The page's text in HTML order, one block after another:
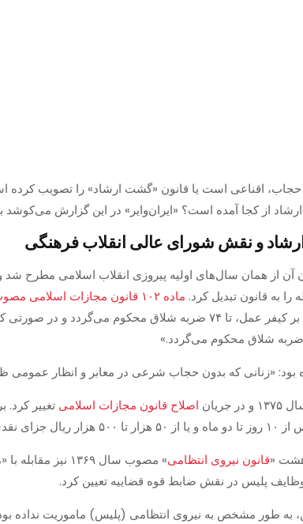
حجاب، اقناعی است یا قانون «گشت ارشاد» را تصویب
از کجا آمده است؟ «ایران‌وایر» در این گزارش
و نقش شورای عالی انقلاب فرهنگی
به قانون تبدیل کرد. ماده ۱۰۲ قانون مجازات اسلامی مصوب ۱۱آبان ۱۳۶۲
به عمل حرامی نماید، علاوه بر کیفر عمل، تا ۷۴ ضربه
که بدون حجاب شرعی در معابر و انظار عمومی ظاهر شوند، به تعزیر تا ۷۴
اصلاح قانون مجازات اسلامی تغییر
شد.»
هشت «قانون نیروی انتظامی
» مصوب سال
پلیس در نقش ضابط قوه قضاییه تعیین کرد.
به طور مشخص به نیروی انتظامی (پلیس) ماموریت نداده